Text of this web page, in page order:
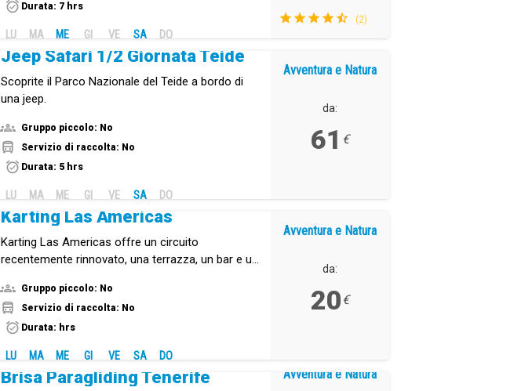
Durata: 7 hrs
LU MA ME GI VE SA DO
(2)
Jeep Safari 1/2 Giornata Teide
Scoprite il Parco Nazionale del Teide a bordo di
una jeep.
Gruppo piccolo: No
Servizio di raccolta: No
Durata: 5 hrs
LU MA ME GI VE SA DO
Avventura e Natura
da:
61 €
Karting Las Américas
Karting Las Americas offre un circuito
recentemente rinnovato, una terrazza, un bar e un
Gruppo piccolo: No
Servizio di raccolta: No
Durata: hrs
LU MA ME GI VE SA DO
Avventura e Natura
da:
20 €
Brisa Paragliding Tenerife Avventura e Natura